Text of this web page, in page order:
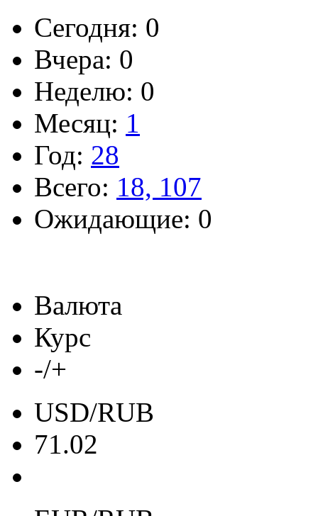
Сегодня: 0
Вчера: 0
Неделю: 0
Месяц: 1
Год: 28
Всего: 18, 107
Ожидающие: 0
Валюта
Курс
-/+
USD/RUB
71.02